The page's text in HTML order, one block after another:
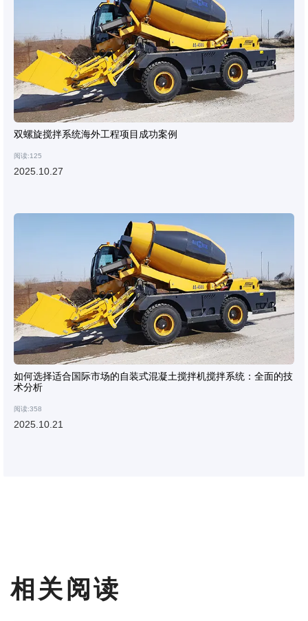
双螺旋搅拌系统海外工程项目成功案例
阅读:125
2025.10.27
如何选择适合国际市场的自装式混凝土搅拌机搅拌系统：全面的技
术分析
阅读:358
2025.10.21
相关阅读